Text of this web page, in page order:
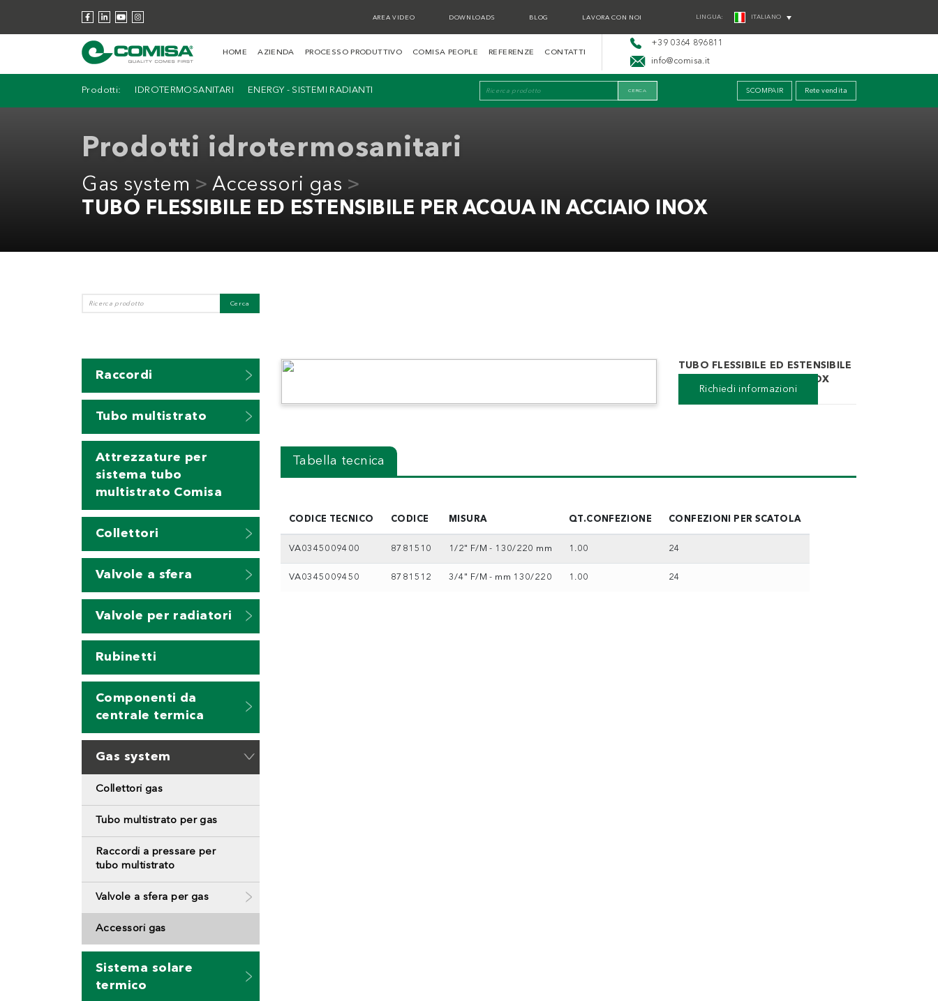
AREA VIDEO DOWNLOADS BLOG LAVORA CON NOI LINGUA: ITALIANO
HOME AZIENDA PROCESSO PRODUTTIVO COMISA PEOPLE REFERENZE CONTATTI
+39 0364 896811
info@comisa.it
Prodotti: IDROTERMOSANITARI ENERGY - SISTEMI RADIANTI SCOMPAIR Rete vendita
Prodotti idrotermosanitari
Gas system
Accessori gas
TUBO FLESSIBILE ED ESTENSIBILE PER ACQUA IN ACCIAIO INOX
Raccordi
Tubo multistrato
Attrezzature per
sistema tubo
multistrato Comisa
Collettori
Valvole a sfera
Valvole per radiatori
Rubinetti
Componenti da
centrale termica
Gas system
Collettori gas
Tubo multistrato per gas
Raccordi a pressare per
tubo multistrato
Valvole a sfera per gas
Accessori gas
Sistema solare
termico
TUBO FLESSIBILE ED ESTENSIBILE
PER ACQUA IN ACCIAIO INOX
Richiedi informazioni
Tabella tecnica
CODICE TECNICO CODICE MISURA QT.CONFEZIONE CONFEZIONI PER SCATOLA
VA0345009400 8781510 1/2" F/M - 130/220 mm 1.00 24
VA0345009450 8781512 3/4" F/M - mm 130/220 1.00 24